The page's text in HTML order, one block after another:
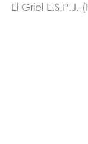
El Griel